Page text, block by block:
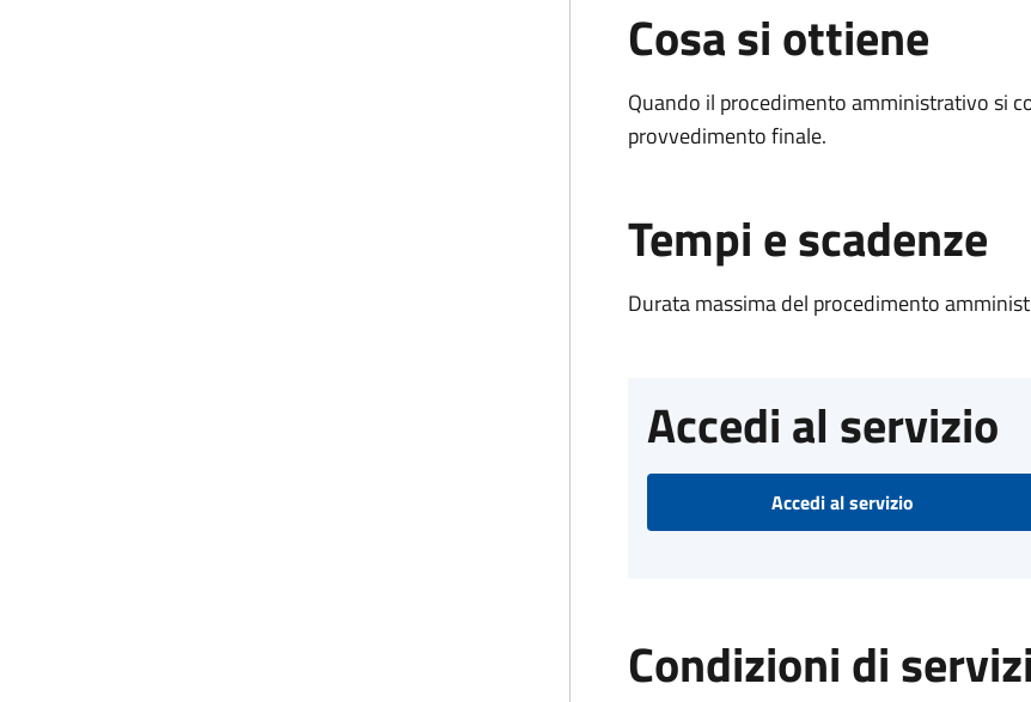
Cosa si ottiene
Quando il procedimento amministrativo si
provvedimento finale.
Tempi e scadenze
Durata massima del procedimento
Accedi al servizio
Accedi al servizio
Condizioni di